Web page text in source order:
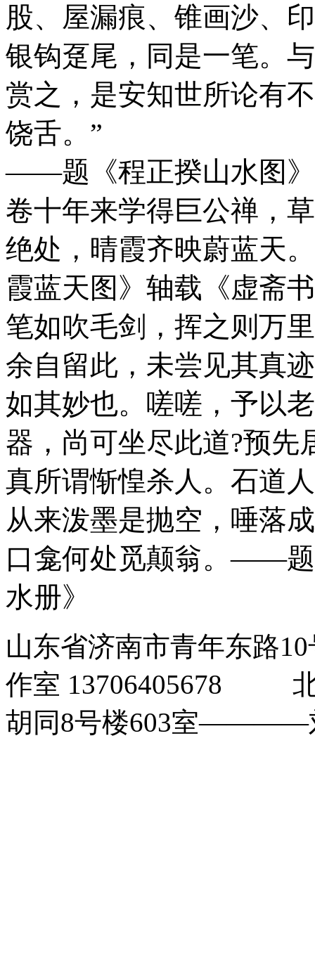
股、屋漏痕、锥画沙、
银钩趸尾，同是一笔。
赏之，是安知世所论有
饶舌。”
——题《程正揆山水图》
卷十年来学得巨公禅，
绝处，晴霞齐映蔚蓝天
霞蓝天图》轴载《虚斋
笔如吹毛剑，挥之则万
余自留此，未尝见其真
如其妙也。嗟嗟，予以
器，尚可坐尽此道?预先
真所谓惭惶杀人。石道
从来泼墨是抛空，唾落
口龛何处觅颠翁。——题
水册》
山东省济南市青年东路
作室 13706405678 北
胡同8号楼603室――――